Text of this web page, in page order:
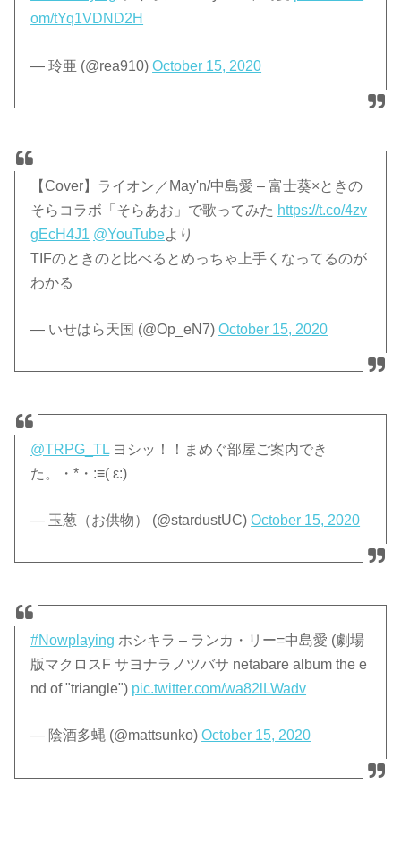
om/tYq1VDND2H
— 玲亜 (@rea910)October 15, 2020
【Cover】ライオン／May'n/中島愛 – 富士葵×ときの
そらコラボ「そらあお」で歌ってみた https://t.co/4zv
gEcH4J1 @YouTubeより
TIFのときのと比べるとめっちゃ上手くなってるのが
わかる
— いせはら天国 (@Op_eN7)October 15, 2020
@TRPG_TL ヨシッ！！まめぐ部屋ご案内でき
た。・*・:≡( ε:)
— 玉葱（お供物） (@stardustUC)October 15, 2020
#Nowplaying ホシキラ – ランカ・リー=中島愛 (劇場
版マクロスF サヨナラノツバサ netabare album the e
nd of "triangle") pic.twitter.com/wa82lLWadv
— 陰酒多蝿 (@mattsunko)October 15, 2020